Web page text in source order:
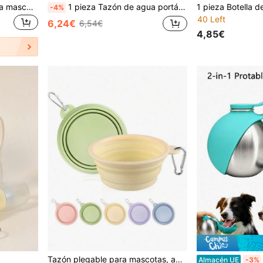
Tazón de viaje portátil para mascotas, tazón multifuncional para comida de perro al aire libre, recipiente para aperitivos, tazón de alimentación y bebida para gatos y perros, suministros de viaje esenciales para mascotas -4% 1 pieza Tazón de agua portátil para mascotas, Plato de alimentación multifuncional para perros/gatos de viaje, Ligero para caminar, acampar, senderismo, uso diario al aire libre
6,24€ 6,54€
40 Left
4,85€
Tazón plegable para mascotas, adecuado para viajes, campamentos, paseos, se puede usar como tazón de agua y de comida para gatos y perros, inodoro, con mosquetón, se puede usar como botella de agua o tazón de camping Almacén UE -3%
#3 Más vendidos